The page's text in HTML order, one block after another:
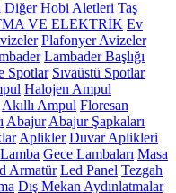
Diğer Hobi Aletleri Taş
VE ELEKTRİK Ev
Plafonyer Avizeler
Lambader Başlığı
Spotlar Sıvaüstü Spotlar
Halojen Ampul
Akıllı Ampul Floresan
Abajur Abajur Şapkaları
Aplikler Duvar Aplikleri
Lamba Gece Lambaları Masa
Armatür Led Panel Tezgah
Dış Mekan Aydınlatmalar